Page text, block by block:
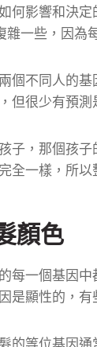
何影響和決
一些，因為
個不同人的
但很少有預測
子，那個孩
全一樣，所
顏色
每一個基因中
是顯性的，有